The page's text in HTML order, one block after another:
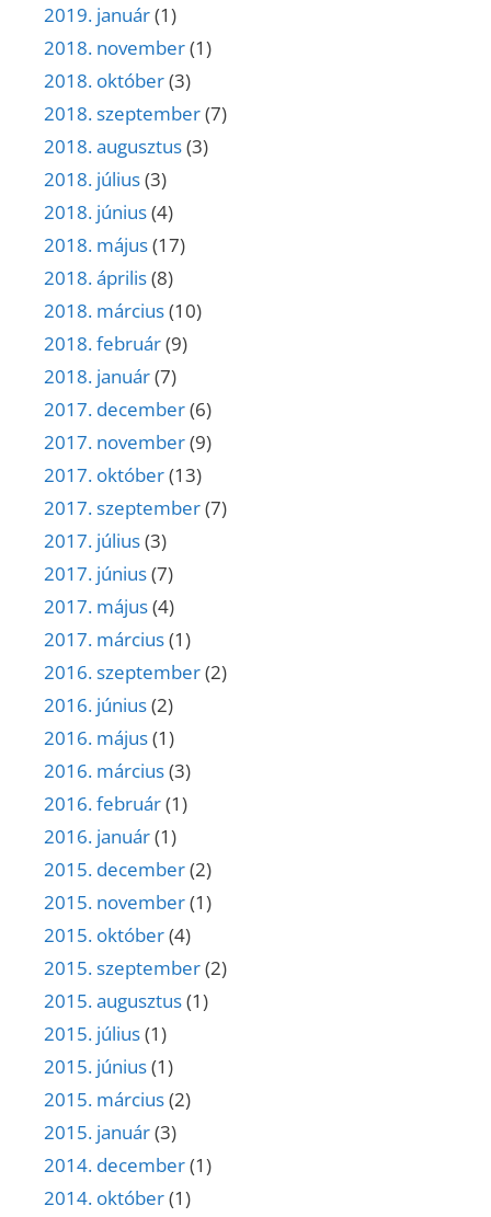
2019. január(1)
2018. november(1)
2018. október(3)
2018. szeptember(7)
2018. augusztus(3)
2018. július(3)
2018. június(4)
2018. május(17)
2018. április(8)
2018. március(10)
2018. február(9)
2018. január(7)
2017. december(6)
2017. november(9)
2017. október(13)
2017. szeptember(7)
2017. július(3)
2017. június(7)
2017. május(4)
2017. március(1)
2016. szeptember(2)
2016. június(2)
2016. május(1)
2016. március(3)
2016. február(1)
2016. január(1)
2015. december(2)
2015. november(1)
2015. október(4)
2015. szeptember(2)
2015. augusztus(1)
2015. július(1)
2015. június(1)
2015. március(2)
2015. január(3)
2014. december(1)
2014. október(1)